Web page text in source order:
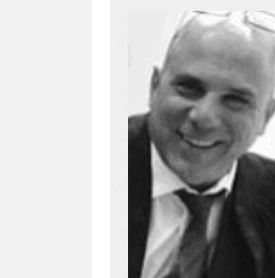
0544712201
עו"ד בועז קניג
פלילי משפחה כלכלי
0507003001
ויקי שמואל – משרד עו"ד
משפט פלילי
0528959600